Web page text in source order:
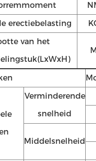
erectiebelasting
van het
(LxWxH)
Verminderende
snelheid
Middelsnelheid